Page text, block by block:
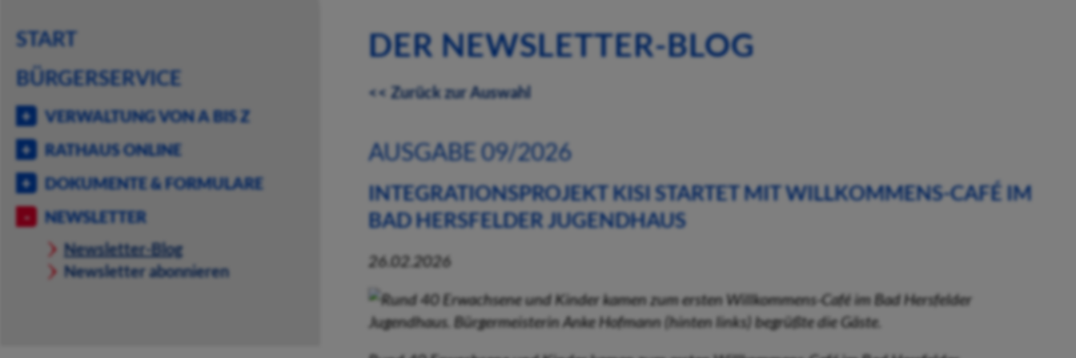
START
BÜRGERSERVICE
VERWALTUNG VON A BIS Z
RATHAUS ONLINE
DOKUMENTE & FORMULARE
NEWSLETTER
Newsletter-Blog
Newsletter abonnieren
DER NEWSLETTER-BLOG
<< Zurück zur Auswahl
AUSGABE 09/2026
INTEGRATIONSPROJEKT KISI STARTET MIT WILLKOMMENS-CAFÉ IM
BAD HERSFELDER JUGENDHAUS
26.02.2026